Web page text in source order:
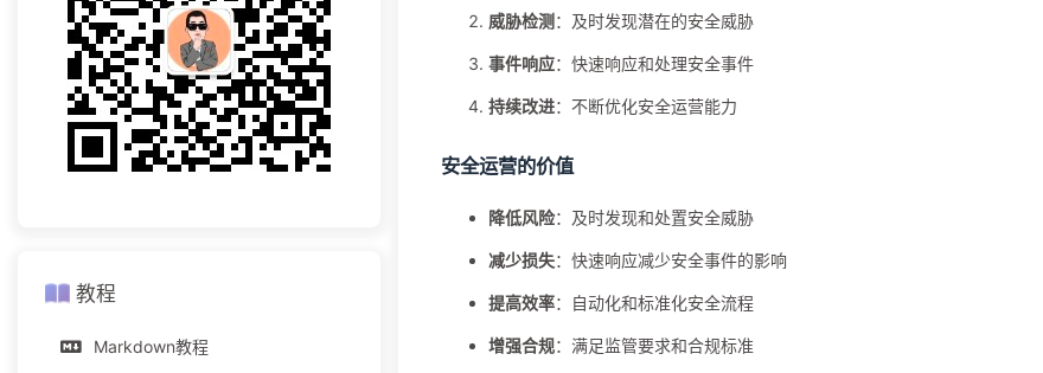
威胁检测 ：及时发现潜在的安全威胁
事件响应：快速响应和处理安全事件
持续改进：不断优化安全运营能力
安全运营的价值
降低风险：及时发现和处置安全威胁
减少损失：快速响应减少安全事件的影响
提高效率：自动化和标准化安全流程
增强合规：满足监管要求和合规标准
教程
Markdown教程